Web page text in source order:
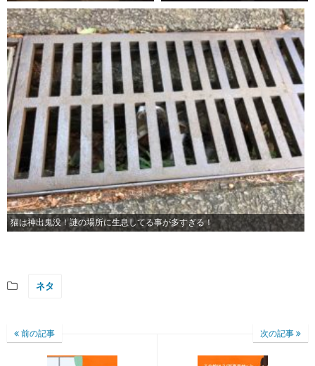
猫は神出鬼没！謎の場所に生息してる事が多すぎる！
ネタ
前の記事 次の記事